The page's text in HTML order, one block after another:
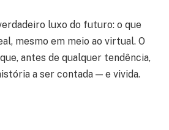
luxo do futuro: o que
mesmo em meio ao virtual. O
antes de qualquer tendência,
a ser contada — e vivida.